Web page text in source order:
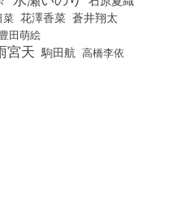
菜 花澤香菜 蒼井翔太
豊田萌絵
宮天 駒田航 高橋李依